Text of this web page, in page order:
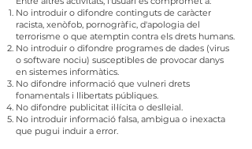
No introduir o difondre continguts de caràcter
racista, xenòfob, pornogràfic, d'apologia del
terrorisme o que atemptin contra els drets humans.
No introduir o difondre programes de dades (virus
o software nociu) susceptibles de provocar danys
en sistemes informàtics.
No difondre informació que vulneri drets
fonamentals i llibertats públiques.
No difondre publicitat il·lícita o deslleial.
No introduir informació falsa, ambigua o inexacta
que pugui induir a error.